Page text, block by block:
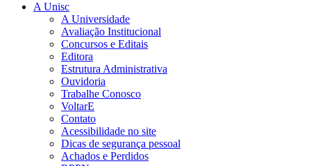
A Unisc
A Universidade
Avaliação Institucional
Concursos e Editais
Editora
Estrutura Administrativa
Ouvidoria
Trabalhe Conosco
VoltarE
Contato
Acessibilidade no site
Dicas de segurança pessoal
Achados e Perdidos